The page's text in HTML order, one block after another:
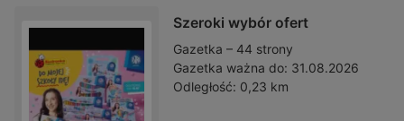
Szeroki wybór ofert
Gazetka – 44 strony
Gazetka ważna do: 31.08.2026
Odległość: 0,23 km